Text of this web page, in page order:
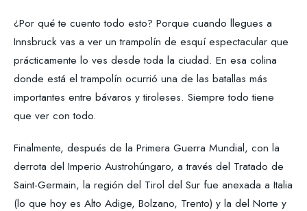
¿Por qué te cuento todo esto? Porque cuando llegues a
Innsbruck vas a ver un trampolín de esquí espectacular que
prácticamente lo ves desde toda la ciudad. En esa colina
donde está el trampolín ocurrió una de las batallas más
importantes entre bávaros y tiroleses. Siempre todo tiene
que ver con todo.
Finalmente, después de la Primera Guerra Mundial, con la
derrota del Imperio Austrohúngaro, a través del Tratado de
Saint-Germain, la región del Tirol del Sur fue anexada a Italia
(lo que hoy es Alto Adige, Bolzano, Trento) y la del Norte y